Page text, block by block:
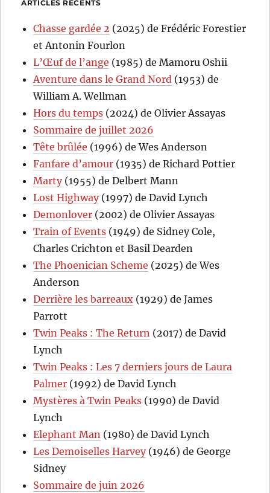
ARTICLES RÉCENTS
Chasse gardée 2 (2025) de Frédéric Forestier
et Antonin Fourlon
L’Œuf de l’ange (1985) de Mamoru Oshii
Aventure dans le Grand Nord (1953) de
William A. Wellman
Hors du temps (2024) de Olivier Assayas
Sommaire de juillet 2026
Tête brûlée (1996) de Wes Anderson
Fanfare d’amour (1935) de Richard Pottier
Marty(1955) de Delbert Mann
Lost Highway(1997) de David Lynch
Demonlover (2002) de Olivier Assayas
Train of Events (1949) de Sidney Cole,
Charles Crichton et Basil Dearden
The Phoenician Scheme (2025) de Wes
Anderson
Derrière les barreaux (1929) de James
Parrott
Twin Peaks : The Return (2017) de David
Lynch
Twin Peaks : Les 7 derniers jours de Laura
Palmer (1992) de David Lynch
Mystères à Twin Peaks (1990) de David
Lynch
Elephant Man (1980) de David Lynch
Les Demoiselles Harvey(1946) de George
Sidney
Sommaire de juin 2026